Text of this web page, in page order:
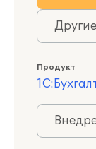
Продукт